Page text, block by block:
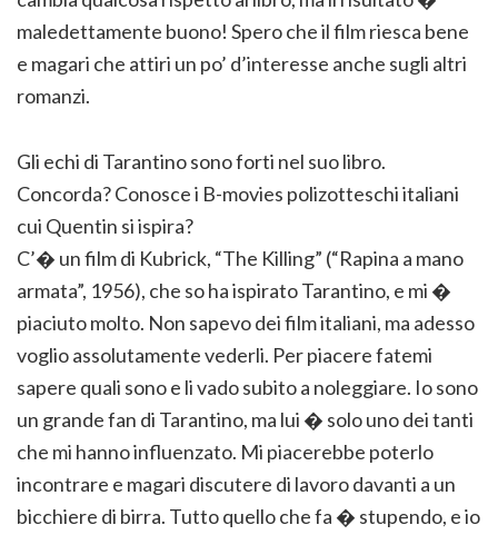
maledettamente buono! Spero che il film riesca bene
e magari che attiri un po’ d’interesse anche sugli altri
romanzi.
Gli echi di Tarantino sono forti nel suo libro.
Concorda? Conosce i B-movies polizotteschi italiani
cui Quentin si ispira?
C’� un film di Kubrick, “The Killing” (“Rapina a mano
armata”, 1956), che so ha ispirato Tarantino, e mi �
piaciuto molto. Non sapevo dei film italiani, ma adesso
voglio assolutamente vederli. Per piacere fatemi
sapere quali sono e li vado subito a noleggiare. Io sono
un grande fan di Tarantino, ma lui � solo uno dei tanti
che mi hanno influenzato. Mi piacerebbe poterlo
incontrare e magari discutere di lavoro davanti a un
bicchiere di birra. Tutto quello che fa � stupendo, e io